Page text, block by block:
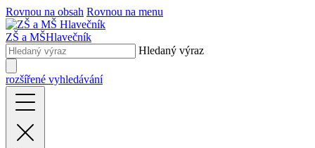
Rovnou na obsah Rovnou na menu
ZŠ a MŠHlavečník
Hledaný výraz
rozšířené vyhledávání